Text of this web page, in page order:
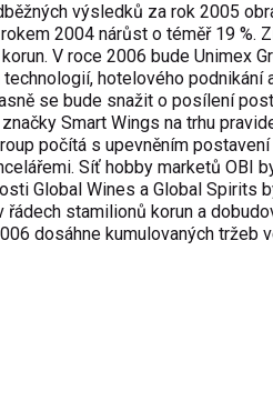
výsledků za rok 2005
2004 nárůst o téměř 19 %.
V roce 2006 bude Unimex
hotelového podnikání
se bude snažit o posílení
Smart Wings na trhu
počítá s upevněním
Síť hobby marketů OBI
Global Wines a Global Spirits
stamilionů korun a
dosáhne kumulovaných tržeb